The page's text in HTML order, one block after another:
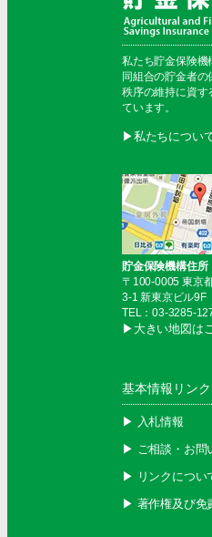
私たち貯金保険機
同組合の貯金者の
秩序の維持に資す
ています。
▶︎私たちについ
貯金保険機構住所
〒100-0005 東京
3-1 新東京ビル9F
TEL：03-3285-
▶︎大きい地図は
基本情報リンク
▶︎ 入札情報
▶︎ ご相談・お問
▶︎ リンクについ
▶︎ 著作権及び免